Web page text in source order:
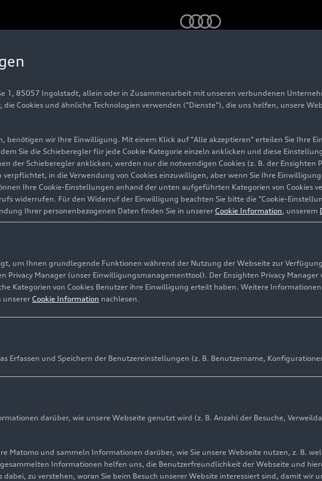
Sonderausstellung
NSU
1, 85057 Ingolstadt, allein oder in Zusammenarbeit mit unseren verbundenen
Cookies und ähnliche Technologien verwenden ("Dienste"), die uns helfen, unsere
benötigen wir Ihre Einwilligung. Mit einem Klick auf "Alle akzeptieren" erteilen Sie Ihre
Sie die Schieberegler für jede Cookie-Kategorie einzeln anklicken und diese
der Schieberegler anklicken, werden nur die notwendigen Cookies (z. B. der
verpflichtet, in die Verwendung von Cookies einzuwilligen, aber wenn Sie Ihre
Ihre Cookie-Einstellungen anhand der unten aufgeführten Kategorien von Cookies
widerrufen. Für den Widerruf der Einwilligung beachten Sie bitte die "Cookie-
Ihrer personenbezogenen Daten finden Sie in unserer Cookie Information, unserem
um Ihnen grundlegende Funktionen während der Nutzung der Webseite zur
Privacy Manager (unser Einwilligungsmanagementtool). Der Ensighten Privacy
Kategorien von Cookies Benutzer ihre Einwilligung erteilt haben. Weitere
unsererCookie Information nachlesen.
Erfassen und Speichern der Benutzereinstellungen (z. B. Benutzername,
darüber, wie unsere Webseite genutzt wird (z. B. Anzahl der Besuche,
Matomo und sammeln Informationen darüber, wie Sie unsere Webseite nutzen, z. B.
gesammelten Informationen helfen uns, die Benutzerfreundlichkeit der Webseite und
dabei, zu verstehen, woran Sie beim Besuch unserer Website interessiert sind, damit wir